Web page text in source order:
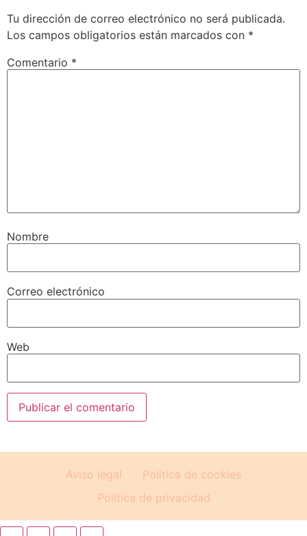
Tu dirección de correo electrónico no será publicada.
Los campos obligatorios están marcados con *
Comentario *
Nombre
Correo electrónico
Web
Aviso legal
Política de cookies
Política de privacidad